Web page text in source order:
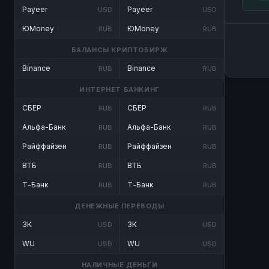
Payeer USD
ЮMoney RUB
Payeer USD
ЮMoney RUB
БАЛАНСЫ КРИПТОБИРЖ
Binance RUB Binance RUB
ИНТЕРНЕТ БАНКИНГ
СБЕР RUB
Альфа-Банк RUB
Райффайзен RUB
ВТБ RUB
Т-Банк RUB
СБЕР RUB
Альфа-Банк RUB
Райффайзен RUB
ВТБ RUB
Т-Банк RUB
ДЕНЕЖНЫЕ ПЕРЕВОДЫ
ЗК USD
WU USD
ЗК USD
WU USD
НАЛИЧНЫЕ ДЕНЬГИ